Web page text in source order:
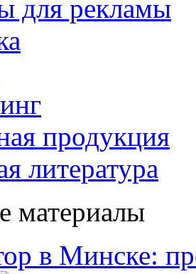
для рекламы
продукция
литература
материалы
в Минске: